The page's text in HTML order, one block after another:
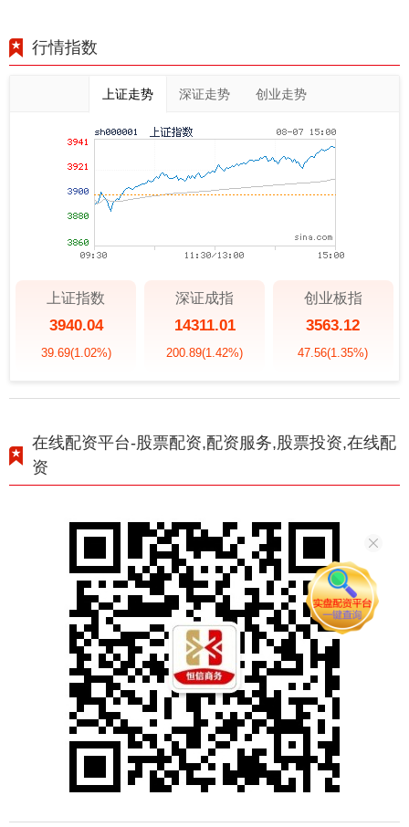
行情指数
上证走势 深证走势 创业走势
上证指数
3940.04
39.69(1.02%)
深证成指
14311.01
200.89(1.42%)
创业板指
3563.12
47.56(1.35%)
在线配资平台-股票配资,配资服务,股票投资,在线配
资